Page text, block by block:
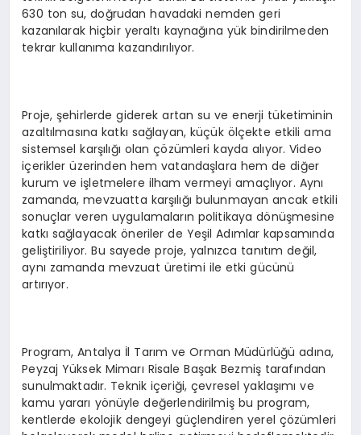
630 ton su, doğrudan havadaki nemden geri
kazanılarak hiçbir yeraltı kaynağına yük bindirilmeden
tekrar kullanıma kazandırılıyor.
Proje, şehirlerde giderek artan su ve enerji tüketiminin
azaltılmasına katkı sağlayan, küçük ölçekte etkili ama
sistemsel karşılığı olan çözümleri kayda alıyor. Video
içerikler üzerinden hem vatandaşlara hem de diğer
kurum ve işletmelere ilham vermeyi amaçlıyor. Aynı
zamanda, mevzuatta karşılığı bulunmayan ancak etkili
sonuçlar veren uygulamaların politikaya dönüşmesine
katkı sağlayacak öneriler de Yeşil Adımlar kapsamında
geliştiriliyor. Bu sayede proje, yalnızca tanıtım değil,
aynı zamanda mevzuat üretimi ile etki gücünü
artırıyor.
Program, Antalya İl Tarım ve Orman Müdürlüğü adına,
Peyzaj Yüksek Mimarı Risale Başak Bezmiş tarafından
sunulmaktadır. Teknik içeriği, çevresel yaklaşımı ve
kamu yararı yönüyle değerlendirilmiş bu program,
kentlerde ekolojik dengeyi güçlendiren yerel çözümleri